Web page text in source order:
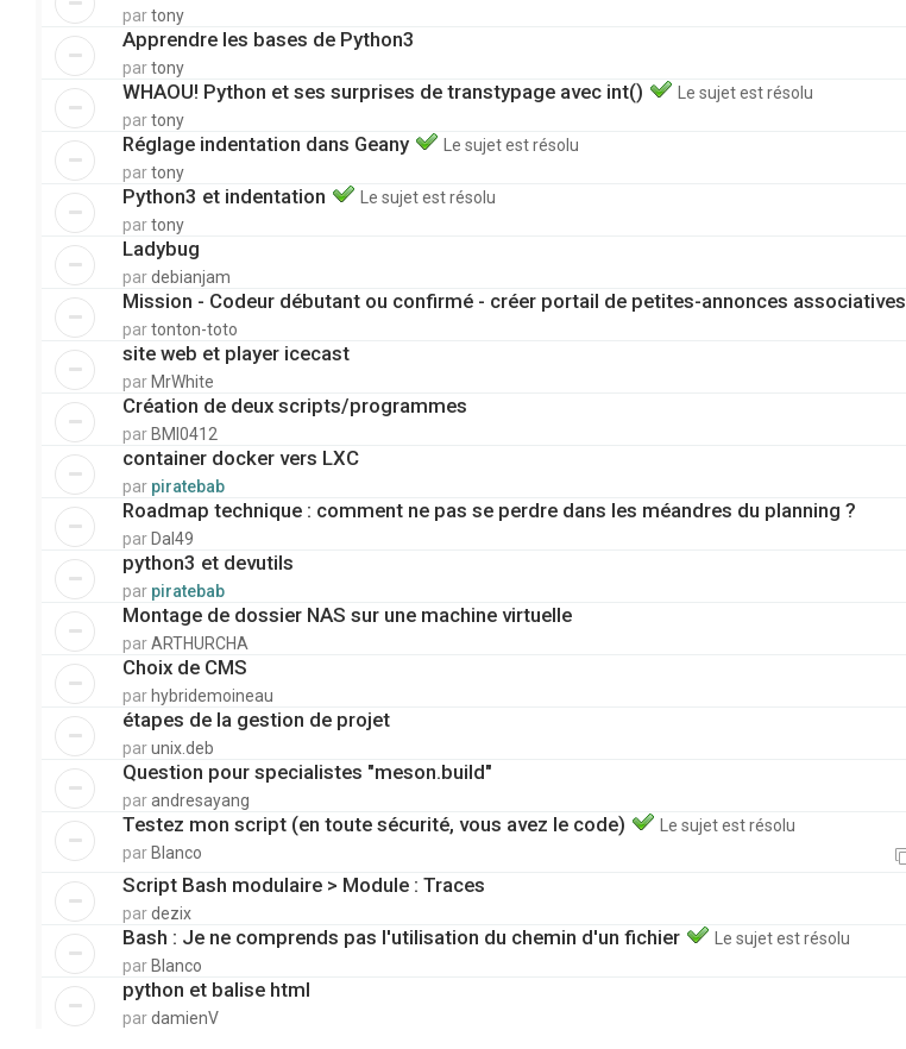
partony
Apprendre les bases de Python3
partony
WHAOU! Python et ses surprises de transtypage avec int()
Le sujet est résolu
partony
Réglage indentation dans Geany
Le sujet est résolu
partony
Python3 et indentation
Le sujet est résolu
partony
Ladybug
pardebianjam
Mission - Codeur débutant ou confirmé - créer portail de petites-annonces associatives
partonton-toto
site web et player icecast
par MrWhite
Création de deux scripts/programmes
par BMI0412
container docker vers LXC
par piratebab
Roadmap technique : comment ne pas se perdre dans les méandres du planning ?
par Dal49
python3 et devutils
par piratebab
Montage de dossier NAS sur une machine virtuelle
parARTHURCHA
Choix de CMS
par hybridemoineau
étapes de la gestion de projet
parunix.deb
Question pour specialistes "meson.build"
parandresayang
Testez mon script (en toute sécurité, vous avez le code)
Le sujet est résolu
par Blanco
Script Bash modulaire > Module : Traces
pardezix
Bash : Je ne comprends pas l'utilisation du chemin d'un fichier
Le sujet est résolu
par Blanco
python et balise html
pardamienV